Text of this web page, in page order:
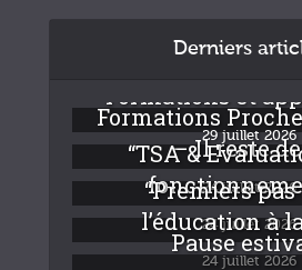
Derniers
Formations et
29 juillet 2026
Formations
– Il reste
24 juillet 2026
“TSA &
24 juillet 2026
“Premiers pas
l’éducation à
24 juillet 2026
Pause